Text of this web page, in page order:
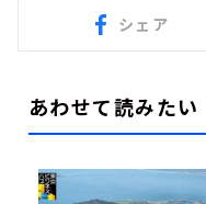
シェア
あわせて読みたい